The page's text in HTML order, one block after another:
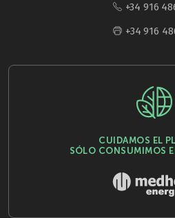
+34 916
+34 916
CUIDAMOS EL
SÓLO CONSUMIMOS